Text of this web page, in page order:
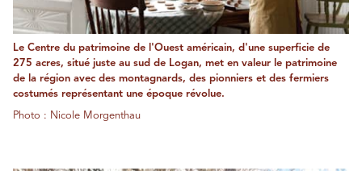
Le Centre du patrimoine de l'Ouest américain, d'une superficie de
275 acres, situé juste au sud de Logan, met en valeur le patrimoine
de la région avec des montagnards, des pionniers et des fermiers
costumés représentant une époque révolue.
Photo : Nicole Morgenthau